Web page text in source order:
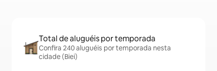
Total de aluguéis por temporada
Confira 240 aluguéis por temporada nesta
cidade (Biei)